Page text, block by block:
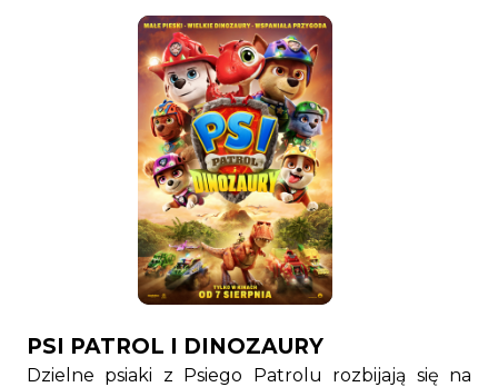
PSI PATROL I DINOZAURY
Dzielne psiaki z Psiego Patrolu rozbijają się na